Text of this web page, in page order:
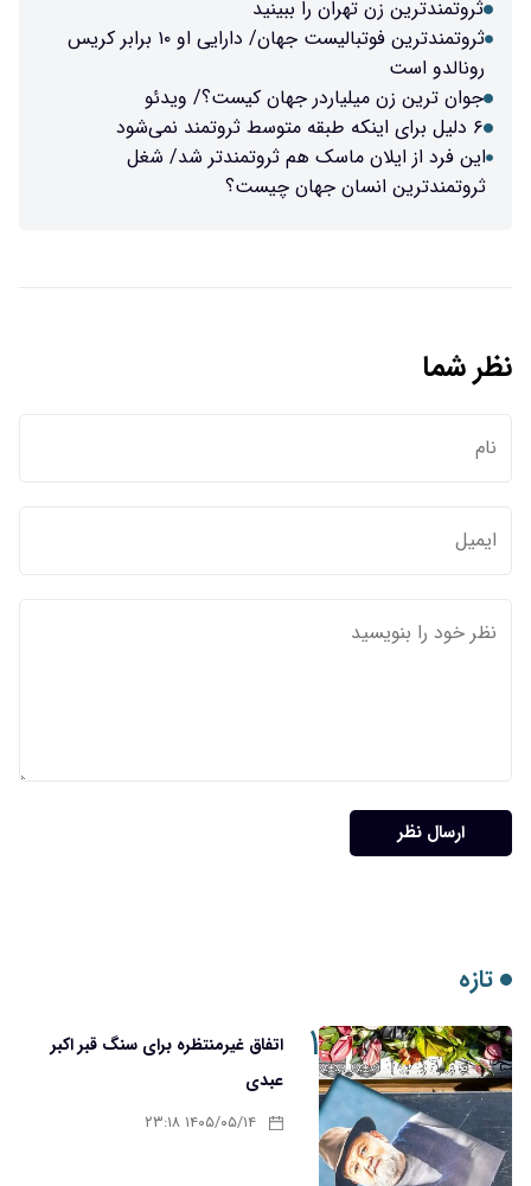
ثروتمندترین زن تهران را ببینید
ثروتمندترین فوتبالیست جهان/ دارایی او ۱۰ برابر کریس
رونالدو است
جوان ترین زن میلیاردر جهان کیست؟/ ویدئو
۶ دلیل برای اینکه طبقه متوسط ثروتمند نمی‌شود
این فرد از ایلان ماسک هم ثروتمندتر شد/ شغل
ثروتمندترین انسان جهان چیست؟
نظر شما
ارسال نظر
تازه
۱
اتفاق غیرمنتظره برای سنگ قبر اکبر
عبدی
۱۴۰۵/۰۵/۱۴ ۲۳:۱۸